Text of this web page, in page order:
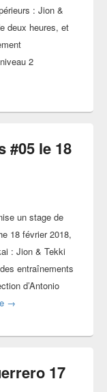
: Jion &
deux heures, et
2
#05 18 fév. 2018
#05 le 18
un stage de
18 février 2018,
: Jion & Tekki
entraînements
d’Antonio
Stage karaté Keiko
→
17